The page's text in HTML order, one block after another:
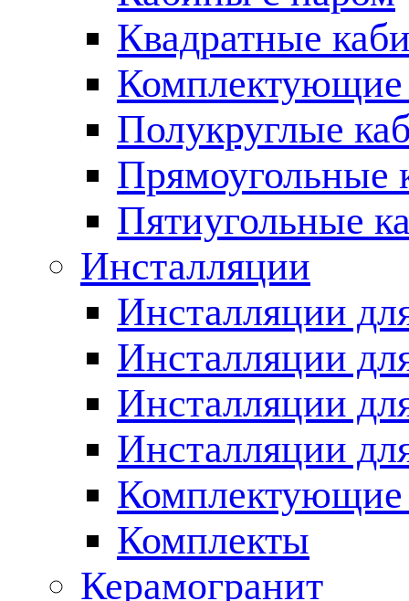
Квадратные
Комплектующие
Полукруглые
Прямоугольные
Пятиугольные
Инсталляции
Инсталляции
Инсталляции
Инсталляции
Инсталляции
Комплектующие
Комплекты
Керамогранит